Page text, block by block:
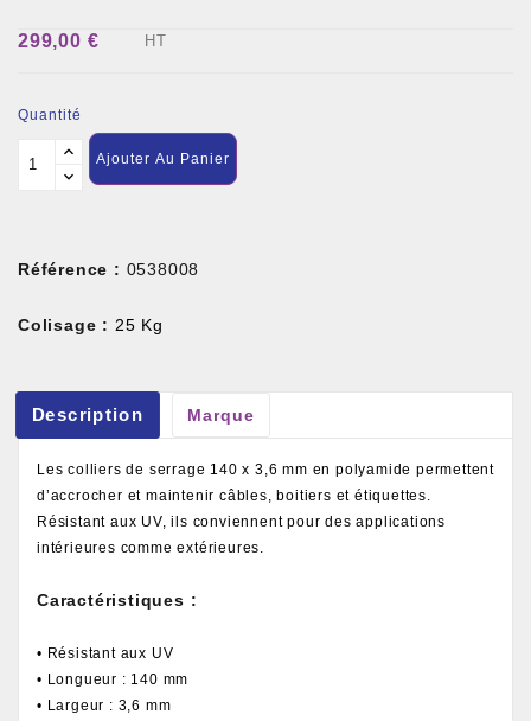
299,00 € HT
Quantité
Ajouter Au Panier
Référence : 0538008
Colisage : 25 Kg
Description Marque
Les colliers de serrage 140 x 3,6 mm en polyamide permettent
d’accrocher et maintenir câbles, boitiers et étiquettes.
Résistant aux UV, ils conviennent pour des applications
intérieures comme extérieures.
Caractéristiques :
• Résistant aux UV
• Longueur : 140 mm
• Largeur : 3,6 mm